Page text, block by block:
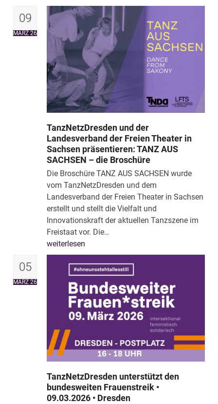
09
MÄRZ 26
TanzNetzDresden und der
Landesverband der Freien Theater in
Sachsen präsentieren: TANZ AUS
SACHSEN – die Broschüre
Die Broschüre TANZ AUS SACHSEN wurde
vom TanzNetzDresden und dem
Landesverband der Freien Theater in Sachsen
erstellt und stellt die Vielfalt und
Innovationskraft der aktuellen Tanzszene im
Freistaat vor. Die…
weiterlesen
05
MÄRZ 26
TanzNetzDresden unterstützt den
bundesweiten Frauenstreik •
09.03.2026 • Dresden